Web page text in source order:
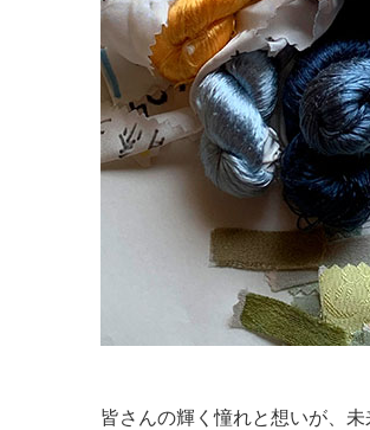
皆さんの輝く憧れと想いが、